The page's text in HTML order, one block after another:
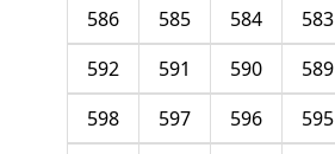
583
584
585
586
589
590
591
592
595
596
597
598